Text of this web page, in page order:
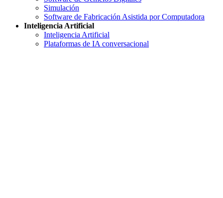
Simulación
Software de Fabricación Asistida por Computadora
Inteligencia Artificial
Inteligencia Artificial
Plataformas de IA conversacional